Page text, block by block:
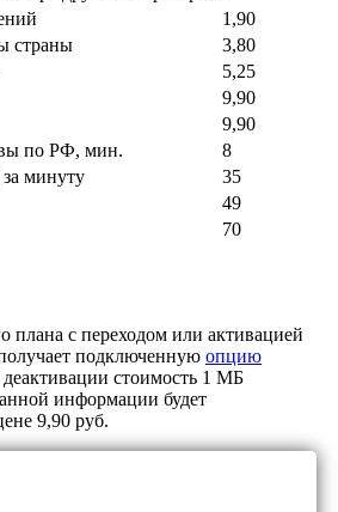
1,90
страны
3,80
5,25
9,90
9,90
по РФ, мин.
8
минуту
35
49
70
плана с переходом или активацией
подключенную опцию
деактивации стоимость 1 МБ
информации будет
9,90 руб.